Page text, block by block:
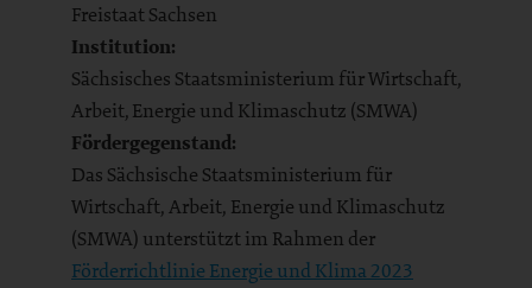
Freistaat Sachsen
Institution:
Sächsisches Staatsministerium für Wirtschaft,
Arbeit, Energie und Klimaschutz (SMWA)
Fördergegenstand:
Das Sächsische Staatsministerium für
Wirtschaft, Arbeit, Energie und Klimaschutz
(SMWA) unterstützt im Rahmen der
Förderrichtlinie Energie und Klima 2023